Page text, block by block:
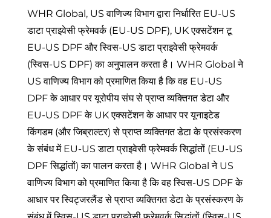
WHR Global, US वाणिज्य विभाग द्वारा निर्धारित EU-US
डाटा प्राइवेसी फ्रेमवर्क (EU-US DPF), UK एक्सटेंशन टू
EU-US DPF और स्विस-US डाटा प्राइवेसी फ्रेमवर्क
(स्विस-US DPF) का अनुपालन करता है। WHR Global ने
US वाणिज्य विभाग को प्रमाणित किया है कि वह EU-US
DPF के आधार पर यूरोपीय संघ से प्राप्त व्यक्तिगत डेटा और
EU-US DPF के UK एक्सटेंशन के आधार पर यूनाइटेड
किंगडम (और जिब्राल्टर) से प्राप्त व्यक्तिगत डेटा के प्रसंस्करण
के संबंध में EU-US डाटा प्राइवेसी फ्रेमवर्क सिद्धांतों (EU-US
DPF सिद्धांतों) का पालन करता है। WHR Global ने US
वाणिज्य विभाग को प्रमाणित किया है कि वह स्विस-US DPF के
आधार पर स्विट्जरलैंड से प्राप्त व्यक्तिगत डेटा के प्रसंस्करण के